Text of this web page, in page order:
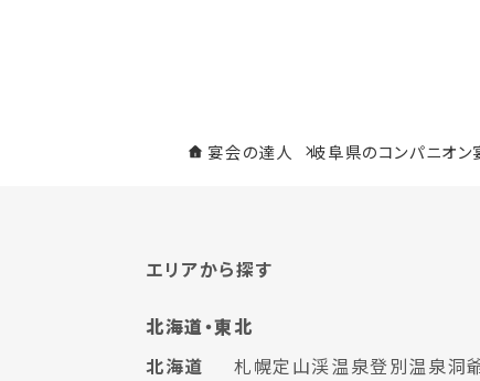
宴会の達人 岐阜県のコンパニオン
エリアから探す
北海道・東北
北海道
札幌定山渓温泉登別温泉洞